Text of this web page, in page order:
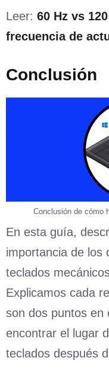
Leer: 60 Hz vs
frecuencia de
Conclusión
Conclusión de cómo
En esta guía,
importancia de los
teclados
Explicamos cada
son dos puntos en
encontrar el lugar
teclados después